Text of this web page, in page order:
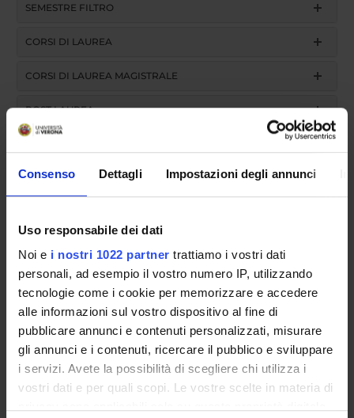
Consenso Dettagli Impostazioni degli annunci
Uso responsabile dei dati
Noi e i nostri 1022 partner trattiamo i vostri dati
personali, ad esempio il vostro numero IP, utilizzando
tecnologie come i cookie per memorizzare e accedere
alle informazioni sul vostro dispositivo al fine di
pubblicare annunci e contenuti personalizzati, misurare
gli annunci e i contenuti, ricercare il pubblico e sviluppare
i servizi. Avete la possibilità di scegliere chi utilizza i
vostri dati e per quali scopi. Le vostre scelte in materia di
SEMESTRE FILTRO
CORSI DI LAUREA
CORSI DI LAUREA MAGISTRALE
POST LAUREA
Academic year
search
Course name